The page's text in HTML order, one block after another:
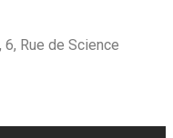
6, Rue de Science